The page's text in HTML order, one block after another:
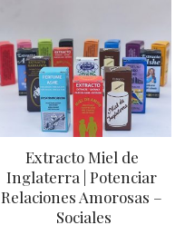
Extracto Miel de
Inglaterra | Potenciar
Relaciones Amorosas –
Sociales